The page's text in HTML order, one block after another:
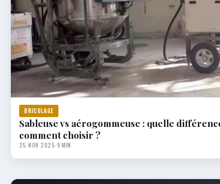
BRICOLAGE
Sableuse vs aérogommeuse : quelle
comment choisir ?
25 NOV 2025·9 MIN